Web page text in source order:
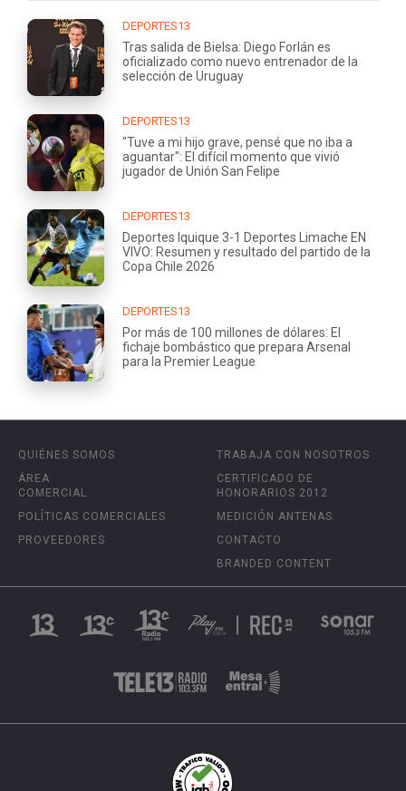
DEPORTES13
Tras salida de Bielsa: Diego Forlán es
oficializado como nuevo entrenador de la
selección de Uruguay
DEPORTES13
"Tuve a mi hijo grave, pensé que no iba a
aguantar": El difícil momento que vivió
jugador de Unión San Felipe
DEPORTES13
Deportes Iquique 3-1 Deportes Limache EN
VIVO: Resumen y resultado del partido de la
Copa Chile 2026
DEPORTES13
Por más de 100 millones de dólares: El
fichaje bombástico que prepara Arsenal
para la Premier League
QUIÉNES SOMOS
ÁREA
COMERCIAL
POLÍTICAS COMERCIALES
PROVEEDORES
TRABAJA CON NOSOTROS
CERTIFICADO DE
HONORARIOS 2012
MEDICIÓN ANTENAS
CONTACTO
BRANDED CONTENT